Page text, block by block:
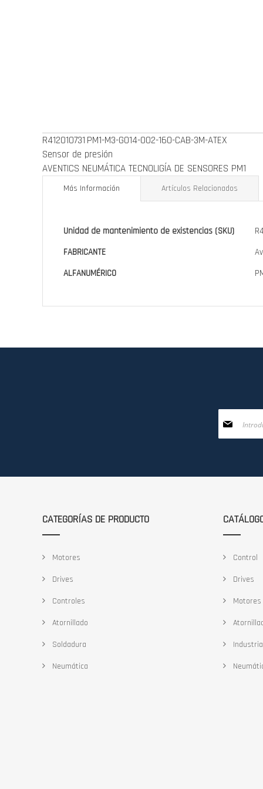
R412010731 PM1-M3-G014-002-160-CAB-3M-ATEX
Sensor de presión
AVENTICS NEUMÁTICA TECNOLIGÍA DE SENSORES PM1
Más Información
Más
Unidad de mantenimiento de existencias (SKU)
FABRICANTE
ALFANUMÉRICO
Artículos Relacionados
CATEGORÍAS DE PRODUCTO
Motores
Drives
Controles
Atornillado
Soldadura
Neumática
Control
Drives
Motores